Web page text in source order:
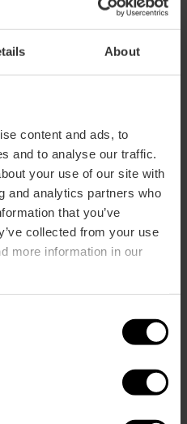
About
content and ads, to
and to analyse our traffic.
your use of our site with
and analytics partners who
that you’ve
collected from your use
more information in our